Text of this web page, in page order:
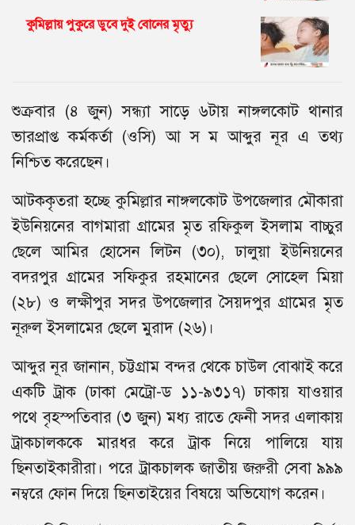
কুমিল্লায় পুকুরে ডুবে দুই বোনের মৃত্যু
শুক্রবার (৪ জুন) সন্ধ্যা সাড়ে ৬টায় নাঙ্গলকোট থানার
ভারপ্রাপ্ত কর্মকর্তা (ওসি) আ স ম আব্দুর নূর এ তথ্য
নিশ্চিত করেছেন।
আটককৃতরা হচ্ছে কুমিল্লার নাঙ্গলকোট উপজেলার মৌকারা
ইউনিয়নের বাগমারা গ্রামের মৃত রফিকুল ইসলাম বাচ্চুর
ছেলে আমির হোসেন লিটন (৩০), ঢালুয়া ইউনিয়নের
বদরপুর গ্রামের সফিকুর রহমানের ছেলে সোহেল মিয়া
(২৮) ও লক্ষীপুর সদর উপজেলার সৈয়দপুর গ্রামের মৃত
নূরুল ইসলামের ছেলে মুরাদ (২৬)।
আব্দুর নূর জানান, চট্টগ্রাম বন্দর থেকে চাউল বোঝাই করে
একটি ট্রাক (ঢাকা মেট্রো-ড ১১-৯৩১৭) ঢাকায় যাওয়ার
পথে বৃহস্পতিবার (৩ জুন) মধ্য রাতে ফেনী সদর এলাকায়
ট্রাকচালককে মারধর করে ট্রাক নিয়ে পালিয়ে যায়
ছিনতাইকারীরা। পরে ট্রাকচালক জাতীয় জরুরী সেবা ৯৯৯
নম্বরে ফোন দিয়ে ছিনতাইয়ের বিষয়ে অভিযোগ করেন।